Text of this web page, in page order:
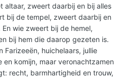
altaar, zweert daarbij en bij alles
bij de tempel, zweert daarbij en
wie zweert bij de hemel,
bij hem die daarop gezeten is.
Farizeeën, huichelaars, jullie
komijn, maar veronachtzamen
recht, barmhartigheid en trouw,